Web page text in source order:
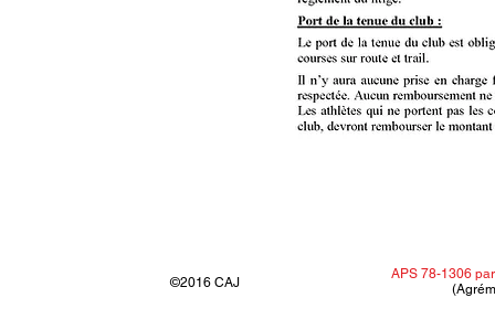
©2016 CAJ
APS 78-1306